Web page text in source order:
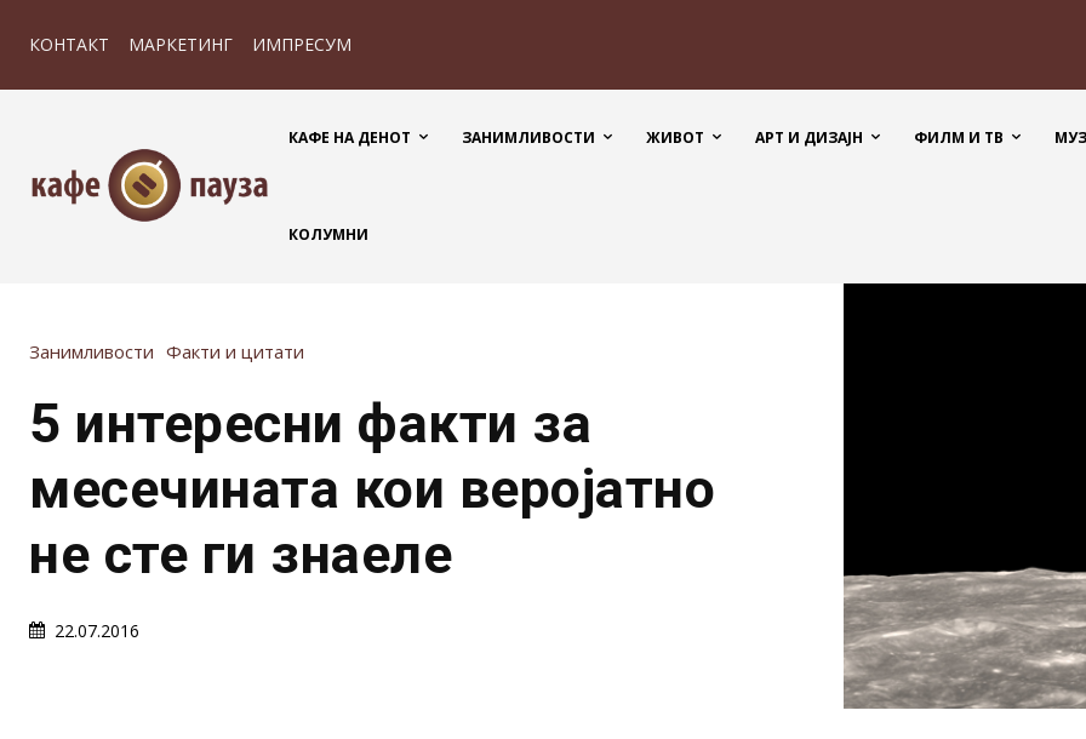
КОНТАКТ МАРКЕТИНГ ИМПРЕСУМ
КАФЕ НА ДЕНОТ ЗАНИМЛИВОСТИ ЖИВОТ АРТ И ДИЗАЈН ФИЛМ И ТВ
КОЛУМНИ
Занимливости Факти и цитати
5 интересни факти за
месечината кои веројатно
не сте ги знаеле
22.07.2016